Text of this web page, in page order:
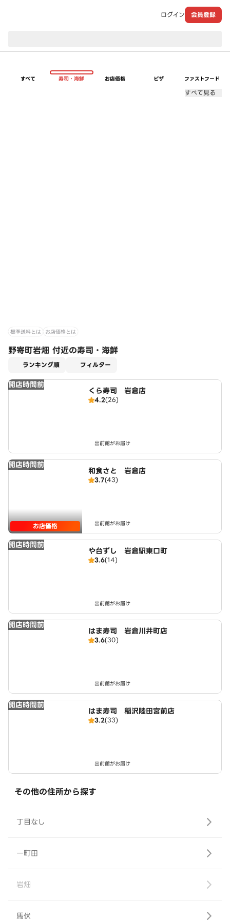
ログイン 会員登録
すべて 寿司・海鮮 お店価格 ピザ ファストフード
すべて見る
標準送料とは お店価格とは
野寄町岩畑 付近の寿司・海鮮
ランキング順 フィルター
開店時間前
くら寿司 岩倉店
4.2(26)
出前館がお届け
開店時間前
お店価格
和食さと 岩倉店
3.7(43)
出前館がお届け
開店時間前
や台ずし 岩倉駅東口町
3.6(14)
出前館がお届け
開店時間前
はま寿司 岩倉川井町店
3.6(30)
出前館がお届け
開店時間前
はま寿司 稲沢陸田宮前店
3.2(33)
出前館がお届け
その他の住所から探す
丁目なし
一町田
岩畑
馬伏